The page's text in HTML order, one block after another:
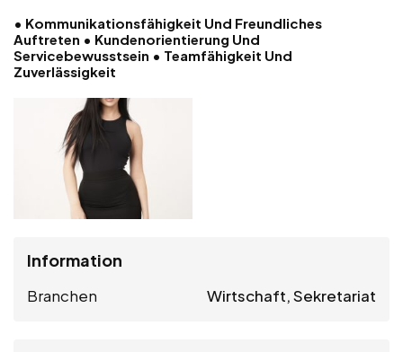
• Kommunikationsfähigkeit Und Freundliches
Auftreten • Kundenorientierung Und
Servicebewusstsein • Teamfähigkeit Und
Zuverlässigkeit
Information
Branchen Wirtschaft, Sekretariat